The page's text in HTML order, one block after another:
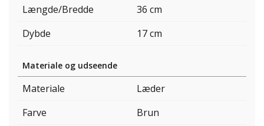
Længde/Bredde
36 cm
Dybde
17 cm
Materiale og udseende
Materiale
Læder
Farve
Brun